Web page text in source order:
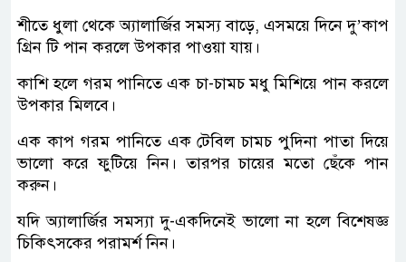
শীতে ধুলা থেকে অ্যালার্জির সমস্য বাড়ে, এসময়ে দিনে দু’কাপ
গ্রিন টি পান করলে উপকার পাওয়া যায়।
কাশি হলে গরম পানিতে এক চা-চামচ মধু মিশিয়ে পান করলে
উপকার মিলবে।
এক কাপ গরম পানিতে এক টেবিল চামচ পুদিনা পাতা দিয়ে
ভালো করে ফুটিয়ে নিন। তারপর চায়ের মতো ছেঁকে পান
করুন।
যদি অ্যালার্জির সমস্যা দু-একদিনেই ভালো না হলে বিশেষজ্ঞ
চিকিৎসকের পরামর্শ নিন।